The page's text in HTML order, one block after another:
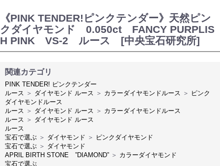
《PINK TENDER!ピンクテンダー》天然ピン
クダイヤモンド 0.050ct FANCY PURPLIS
H PINK VS-2 ルース [中央宝石研究所]
関連カテゴリ
PINK TENDER! ピンクテンダー
ルース ＞ ダイヤモンド ルース ＞ カラーダイヤモンドルース ＞ ピンク
ダイヤモンドルース
ルース ＞ ダイヤモンド ルース ＞ カラーダイヤモンドルース
ルース ＞ ダイヤモンド ルース
ルース
宝石で選ぶ ＞ ダイヤモンド ＞ ピンクダイヤモンド
宝石で選ぶ ＞ ダイヤモンド
APRIL BIRTH STONE ”DIAMOND” ＞ カラーダイヤモンド
宝石で選ぶ